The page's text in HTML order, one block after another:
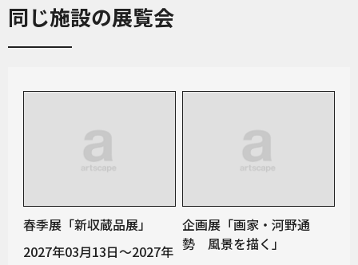
同じ施設の展覧会
春季展「新収蔵品展」
2027年03月13日～2027年
企画展「画家・河野通
勢 風景を描く」